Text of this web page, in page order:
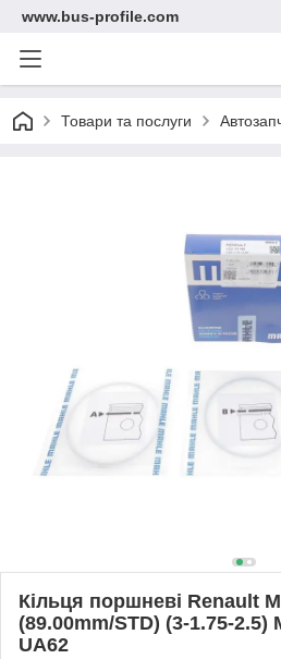
www.bus-profile.com
Товари та послуги
Кільця поршневі Renault
(89.00mm/STD) (3-1.75-2.5)
UA62